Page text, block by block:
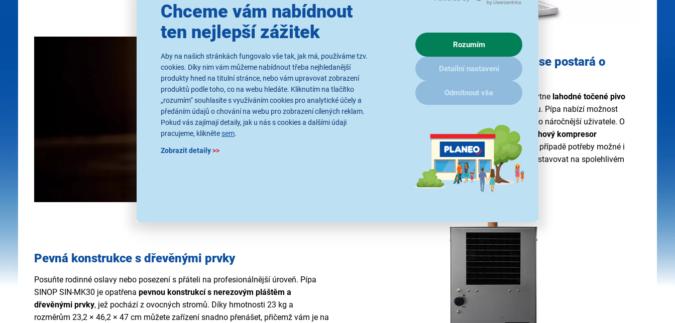
Chceme vám nabídnout
ten nejlepší zážitek
Aby na našich stránkách fungovalo vše tak, jak má, používáme tzv.
cookies. Díky nim vám můžeme nabídnout třeba nejhledanější
produkty hned na titulní stránce, nebo vám upravovat zobrazení
produktů podle toho, co na webu hledáte. Kliknutím na tlačítko
„rozumím“ souhlasíte s využíváním cookies pro analytické účely a
předáním údajů o chování na webu pro zobrazení cílených reklam.
Pokud vás zajímají detaily, jak u nás s cookies a dalšími údaji
pracujeme, klikněte sem.
Zobrazit detaily>>
Rozumím
Detailní nastavení
Odmítnout vše
Výčepní zařízení SINOP SIN-MK30 se postará o
lahodné točené pivo
Výčepní zařízení SINOP SIN-MK30 typu PRE-MIX poskytne lahodné točené pivo
přímo u vás doma
, aniž byste museli navštívit hospodu. Pípa nabízí možnost
natočení
, což z ní dělá vhodného parťáka i pro náročnější uživatele. O
dokonale vychlazené pivo se postarávestavěný vzduchový kompresor
s automatickým chodem a výkonem 1/8 HP
, který je v případě potřeby možné i
jednoduše vypnout. Teplotu nápojů můžete snadno nastavovat na spolehlivém
Pevná konstrukce s dřevěnými prvky
Posuňte rodinné oslavy nebo posezení s přáteli na profesionálnější úroveň. Pípa
SINOP SIN-MK30 je opatřena pevnou konstrukcí s nerezovým pláštěm a
dřevěnými prvky, jež pochází z ovocných stromů. Díky hmotnosti 23 kg a
rozměrům 23,2 × 46,2 × 47 cm můžete zařízení snadno přenášet, přičemž vám je na